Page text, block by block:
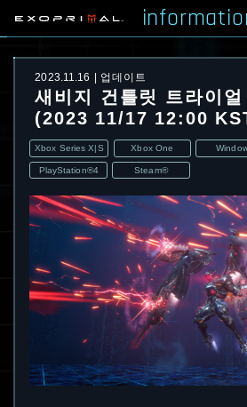
2023.11.16 업데이트
새비지 건틀릿 트라이
(2023 11/17 12:00
Xbox Series X|S Xbox One
PlayStation®4 Steam®